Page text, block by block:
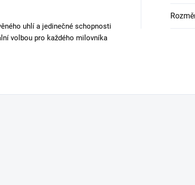
uhlí a jedinečné schopnosti
volbou pro každého milovníka